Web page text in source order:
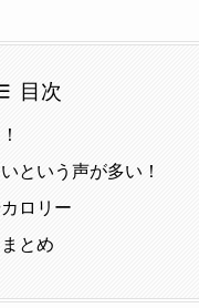
目次
という声が多い！
ロリー
とめ